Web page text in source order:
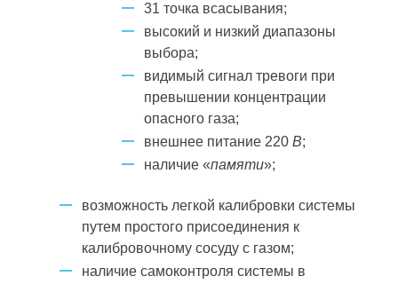
31 точка всасывания;
высокий и низкий диапазоны
выбора;
видимый сигнал тревоги при
превышении концентрации
опасного газа;
внешнее питание 220В;
наличие «памяти»;
возможность легкой калибровки системы
путем простого присоединения к
калибровочному сосуду с газом;
наличие самоконтроля системы в